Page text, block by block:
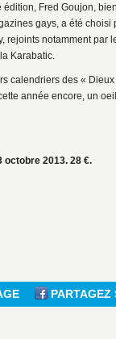
édition, Fred Goujon,
gays, a été
rejoints notamment par
Karabatic.
calendriers des « Dieux
année encore, un
octobre 2013. 28 €.
PARTAGEZ